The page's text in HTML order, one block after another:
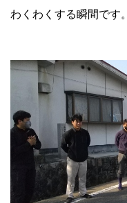
わくわくする瞬間です。